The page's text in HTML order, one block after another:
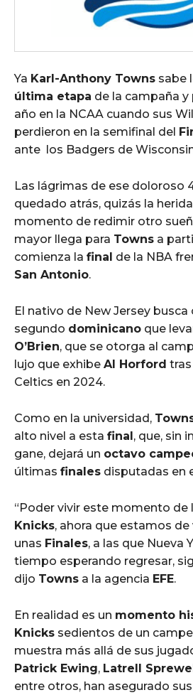
Ya Karl-Anthony Towns sabe
última etapa de la campaña y
año en la NCAA cuando sus
perdieron en la semifinal del
ante los Badgers de
Las lágrimas de ese doloroso
quedado atrás, quizás la
momento de redimir otro
mayor llega para Towns a
comienza la final de la NBA
San Antonio.
El nativo de New Jersey busca
segundo dominicano que
O’Brien, que se otorga al
lujo que exhibe Al Horford
Celtics en 2024.
Como en la universidad,
alto nivel a esta final, que, sin
gane, dejará un octavo
últimas finales disputadas en
“Poder vivir este momento de
Knicks, ahora que estamos de
unas Finales, a las que Nueva
tiempo esperando regresar,
dijo Towns a la agencia EFE.
En realidad es un momento
Knicks sedientos de un
muestra más allá de sus
Patrick Ewing, Latrell
entre otros, han asegurado